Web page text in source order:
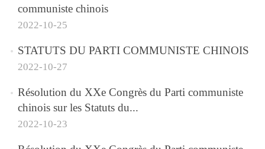
communiste chinois
2022-10-25
STATUTS DU PARTI COMMUNISTE CHINOIS
2022-10-27
Résolution du XXe Congrès du Parti communiste
chinois sur les Statuts du...
2022-10-23